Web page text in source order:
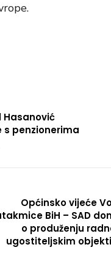
Hasanović
s penzionerima
Općinsko vijeće
BiH – SAD
o produženju
ugostiteljskim